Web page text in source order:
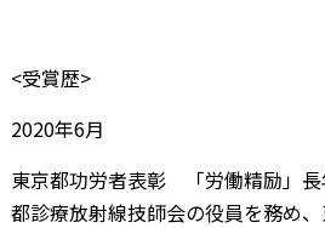
<受賞歴>
2020年6月
東京都功労者表彰 「労働精励」
都診療放射線技師会の役員を務め